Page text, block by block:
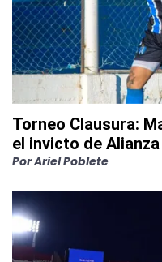
Torneo Clausura:
el invicto de Alianza
PorAriel Poblete